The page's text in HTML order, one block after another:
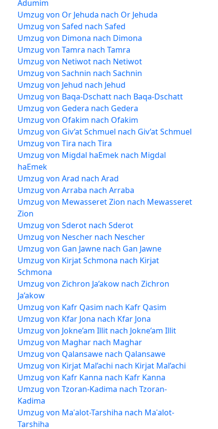
Adumim
Umzug von Or Jehuda nach Or Jehuda
Umzug von Safed nach Safed
Umzug von Dimona nach Dimona
Umzug von Tamra nach Tamra
Umzug von Netiwot nach Netiwot
Umzug von Sachnin nach Sachnin
Umzug von Jehud nach Jehud
Umzug von Baqa-Dschatt nach Baqa-Dschatt
Umzug von Gedera nach Gedera
Umzug von Ofakim nach Ofakim
Umzug von Giv’at Schmuel nach Giv’at Schmuel
Umzug von Tira nach Tira
Umzug von Migdal haEmek nach Migdal
haEmek
Umzug von Arad nach Arad
Umzug von Arraba nach Arraba
Umzug von Mewasseret Zion nach Mewasseret
Zion
Umzug von Sderot nach Sderot
Umzug von Nescher nach Nescher
Umzug von Gan Jawne nach Gan Jawne
Umzug von Kirjat Schmona nach Kirjat
Schmona
Umzug von Zichron Ja’akow nach Zichron
Ja’akow
Umzug von Kafr Qasim nach Kafr Qasim
Umzug von Kfar Jona nach Kfar Jona
Umzug von Jokne’am Illit nach Jokne’am Illit
Umzug von Maghar nach Maghar
Umzug von Qalansawe nach Qalansawe
Umzug von Kirjat Mal’achi nach Kirjat Mal’achi
Umzug von Kafr Kanna nach Kafr Kanna
Umzug von Tzoran-Kadima nach Tzoran-
Kadima
Umzug von Maʿalot-Tarshiha nach Maʿalot-
Tarshiha